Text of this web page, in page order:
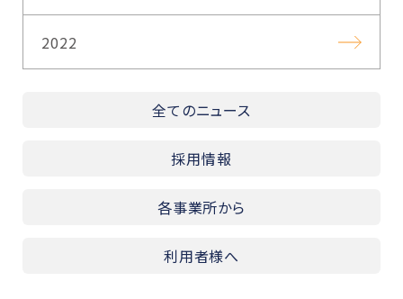
2022
全てのニュース
採用情報
各事業所から
利用者様へ